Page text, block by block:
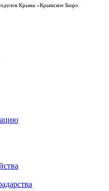
Крыма «Крымское Бюро